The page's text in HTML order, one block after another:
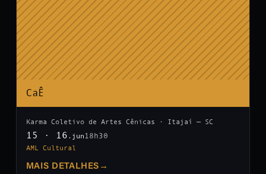
CaÊ
Karma Coletivo de Artes Cênicas · Itajaí — SC
15 · 16 .jun 18h30
AML Cultural
MAIS DETALHES →